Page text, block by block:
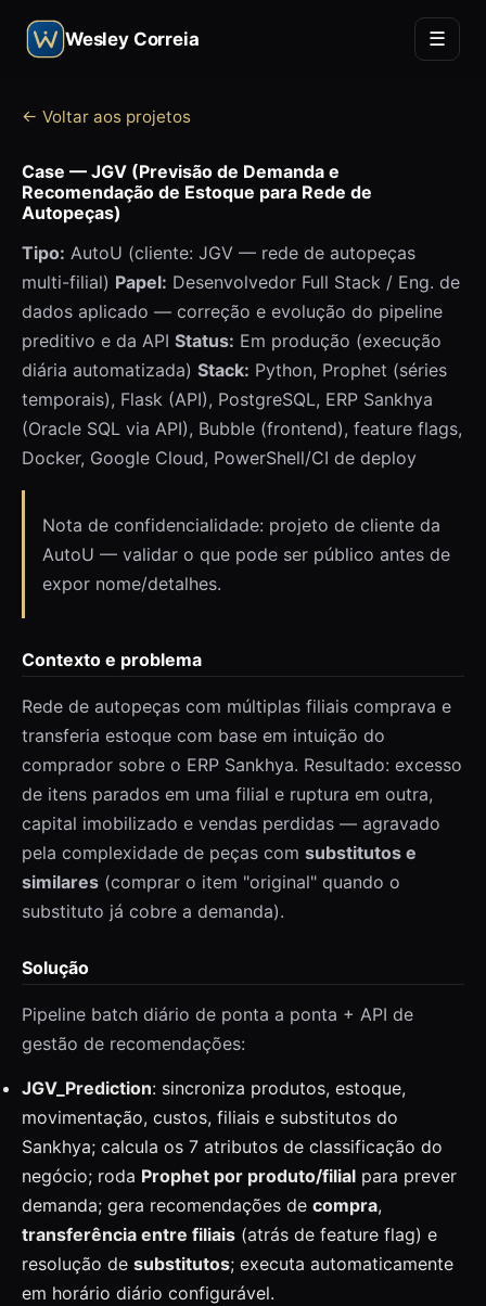
Wesley Correia ☰
← Voltar aos projetos
Case — JGV (Previsão de Demanda e
Recomendação de Estoque para Rede de
Autopeças)
Tipo: AutoU (cliente: JGV — rede de autopeças
multi-filial) Papel: Desenvolvedor Full Stack / Eng. de
dados aplicado — correção e evolução do pipeline
preditivo e da API Status: Em produção (execução
diária automatizada) Stack: Python, Prophet (séries
temporais), Flask (API), PostgreSQL, ERP Sankhya
(Oracle SQL via API), Bubble (frontend), feature flags,
Docker, Google Cloud, PowerShell/CI de deploy
Nota de confidencialidade: projeto de cliente da
AutoU — validar o que pode ser público antes de
expor nome/detalhes.
Contexto e problema
Rede de autopeças com múltiplas filiais comprava e
transferia estoque com base em intuição do
comprador sobre o ERP Sankhya. Resultado: excesso
de itens parados em uma filial e ruptura em outra,
capital imobilizado e vendas perdidas — agravado
pela complexidade de peças com substitutos e
similares (comprar o item "original" quando o
substituto já cobre a demanda).
Solução
Pipeline batch diário de ponta a ponta + API de
gestão de recomendações:
JGV_Prediction: sincroniza produtos, estoque,
movimentação, custos, filiais e substitutos do
Sankhya; calcula os 7 atributos de classificação do
negócio; roda Prophet por produto/filial para prever
demanda; gera recomendações de compra,
transferência entre filiais (atrás de feature flag) e
resolução de substitutos; executa automaticamente
em horário diário configurável.